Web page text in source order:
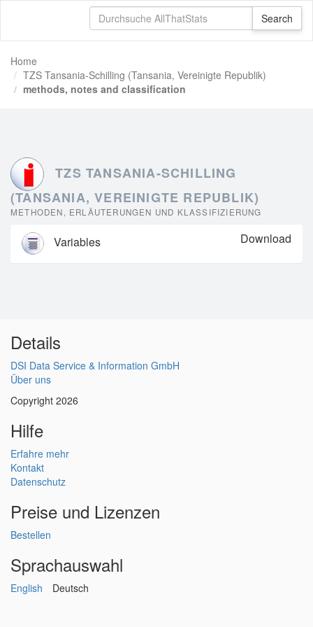
Home
TZS Tansania-Schilling (Tansania, Vereinigte Republik)
methods, notes and classification
TZS TANSANIA-SCHILLING
(TANSANIA, VEREINIGTE REPUBLIK)
METHODEN, ERLÄUTERUNGEN UND KLASSIFIZIERUNG
Variables Download
Details
DSI Data Service & Information GmbH
Über uns
Copyright 2026
Hilfe
Erfahre mehr
Kontakt
Datenschutz
Preise und Lizenzen
Bestellen
Sprachauswahl
English Deutsch